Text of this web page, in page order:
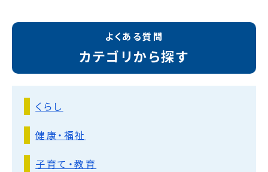
よくある質問
カテゴリから探す
くらし
健康・福祉
子育て・教育